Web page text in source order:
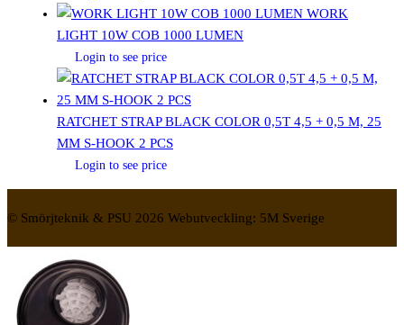
WORK
LIGHT 10W COB 1000 LUMEN
Login to see price
RATCHET STRAP BLACK COLOR 0,5T 4,5 + 0,5 M, 25
MM S-HOOK 2 PCS
Login to see price
© Smörjteknik & PSU 2026 Webutveckling: 5M Sverige